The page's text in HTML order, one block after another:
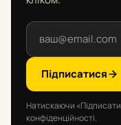
Підписатися
Натискаючи
конфіденційності.